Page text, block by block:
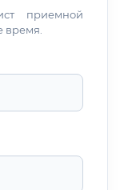
приемной
время.